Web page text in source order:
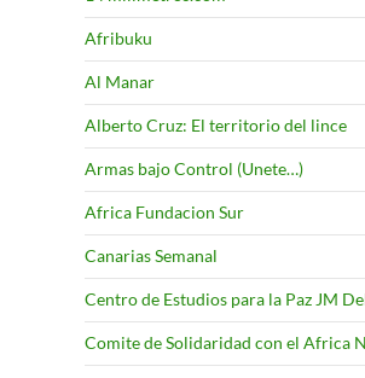
Afribuku
Al Manar
Alberto Cruz: El territorio del lince
Armas bajo Control (Unete…)
Africa Fundacion Sur
Canarias Semanal
Centro de Estudios para la Paz JM
Comite de Solidaridad con el Africa